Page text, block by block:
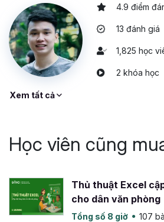
4.9 điểm
13 đánh giá
1,825 học
2 khóa học
Xem tất cả
Học viên cũng
Thủ thuật Excel
cho dân văn phòng
Tổng số 8 giờ
107